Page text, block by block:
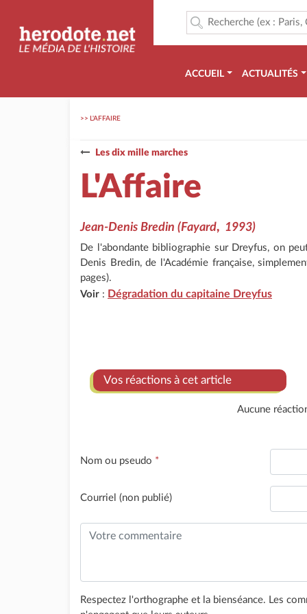
ACCUEIL ACTUALITÉS
>> L'AFFAIRE
Les dix mille marches
L'Affaire
Jean-Denis Bredin (Fayard, 1993)
De l'abondante bibliographie sur Dreyfus, on
Denis Bredin, de l'Académie française,
pages).
Voir : Dégradation du capitaine Dreyfus
Vos réactions à cet article
Aucune
Nom ou pseudo *
Courriel (non publié)
Respectez l'orthographe et la bienséance. Les